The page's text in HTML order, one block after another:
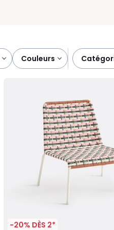
couleurs
-20% DÈS 2*